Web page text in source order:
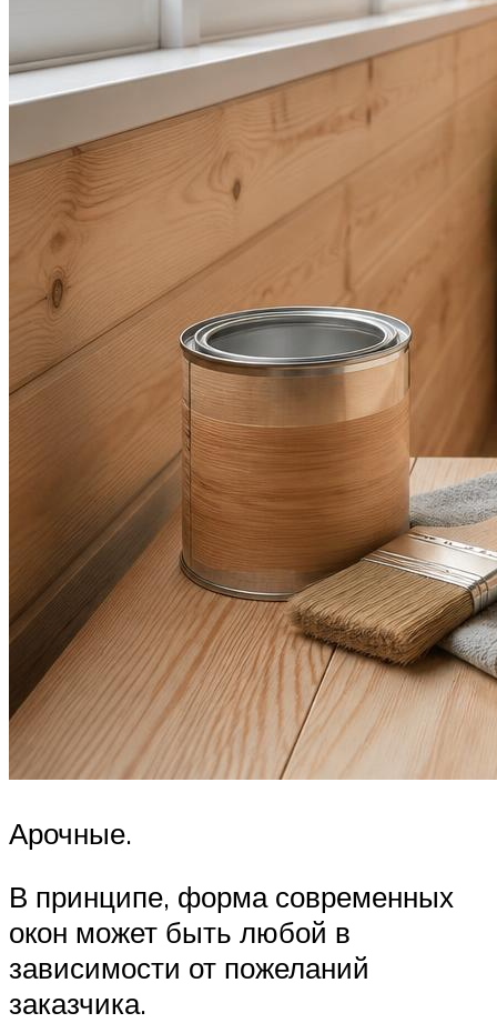
Арочные.
В принципе, форма современных
окон может быть любой в
зависимости от пожеланий
заказчика.